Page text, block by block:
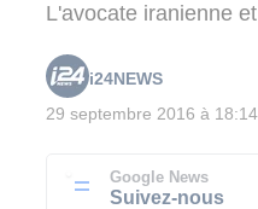
L'avocate iranienne
i24NEWS
29 septembre 2016 à 18:14
Google News
Suivez-nous